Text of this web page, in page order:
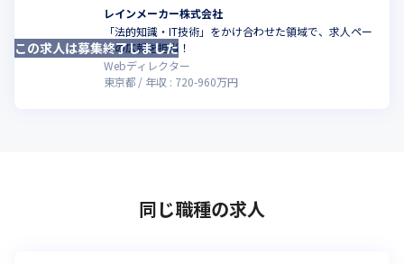
レインメーカー株式会社
「法的知識・IT技術」をかけ合わせた領域で、求人ペー
ジの広報を担当！
Webディレクター
東京都
年収 : 720-960万円
この求人は募集終了しました
同じ職種の求人